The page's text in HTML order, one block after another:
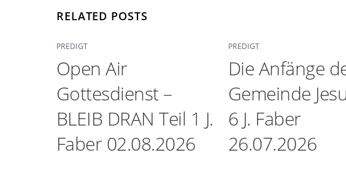
RELATED POSTS
PREDIGT
Open Air
Gottesdienst –
BLEIB DRAN Teil 1 J.
Faber 02.08.2026
PREDIGT
Die Anfänge
Gemeinde
6 J. Faber
26.07.2026